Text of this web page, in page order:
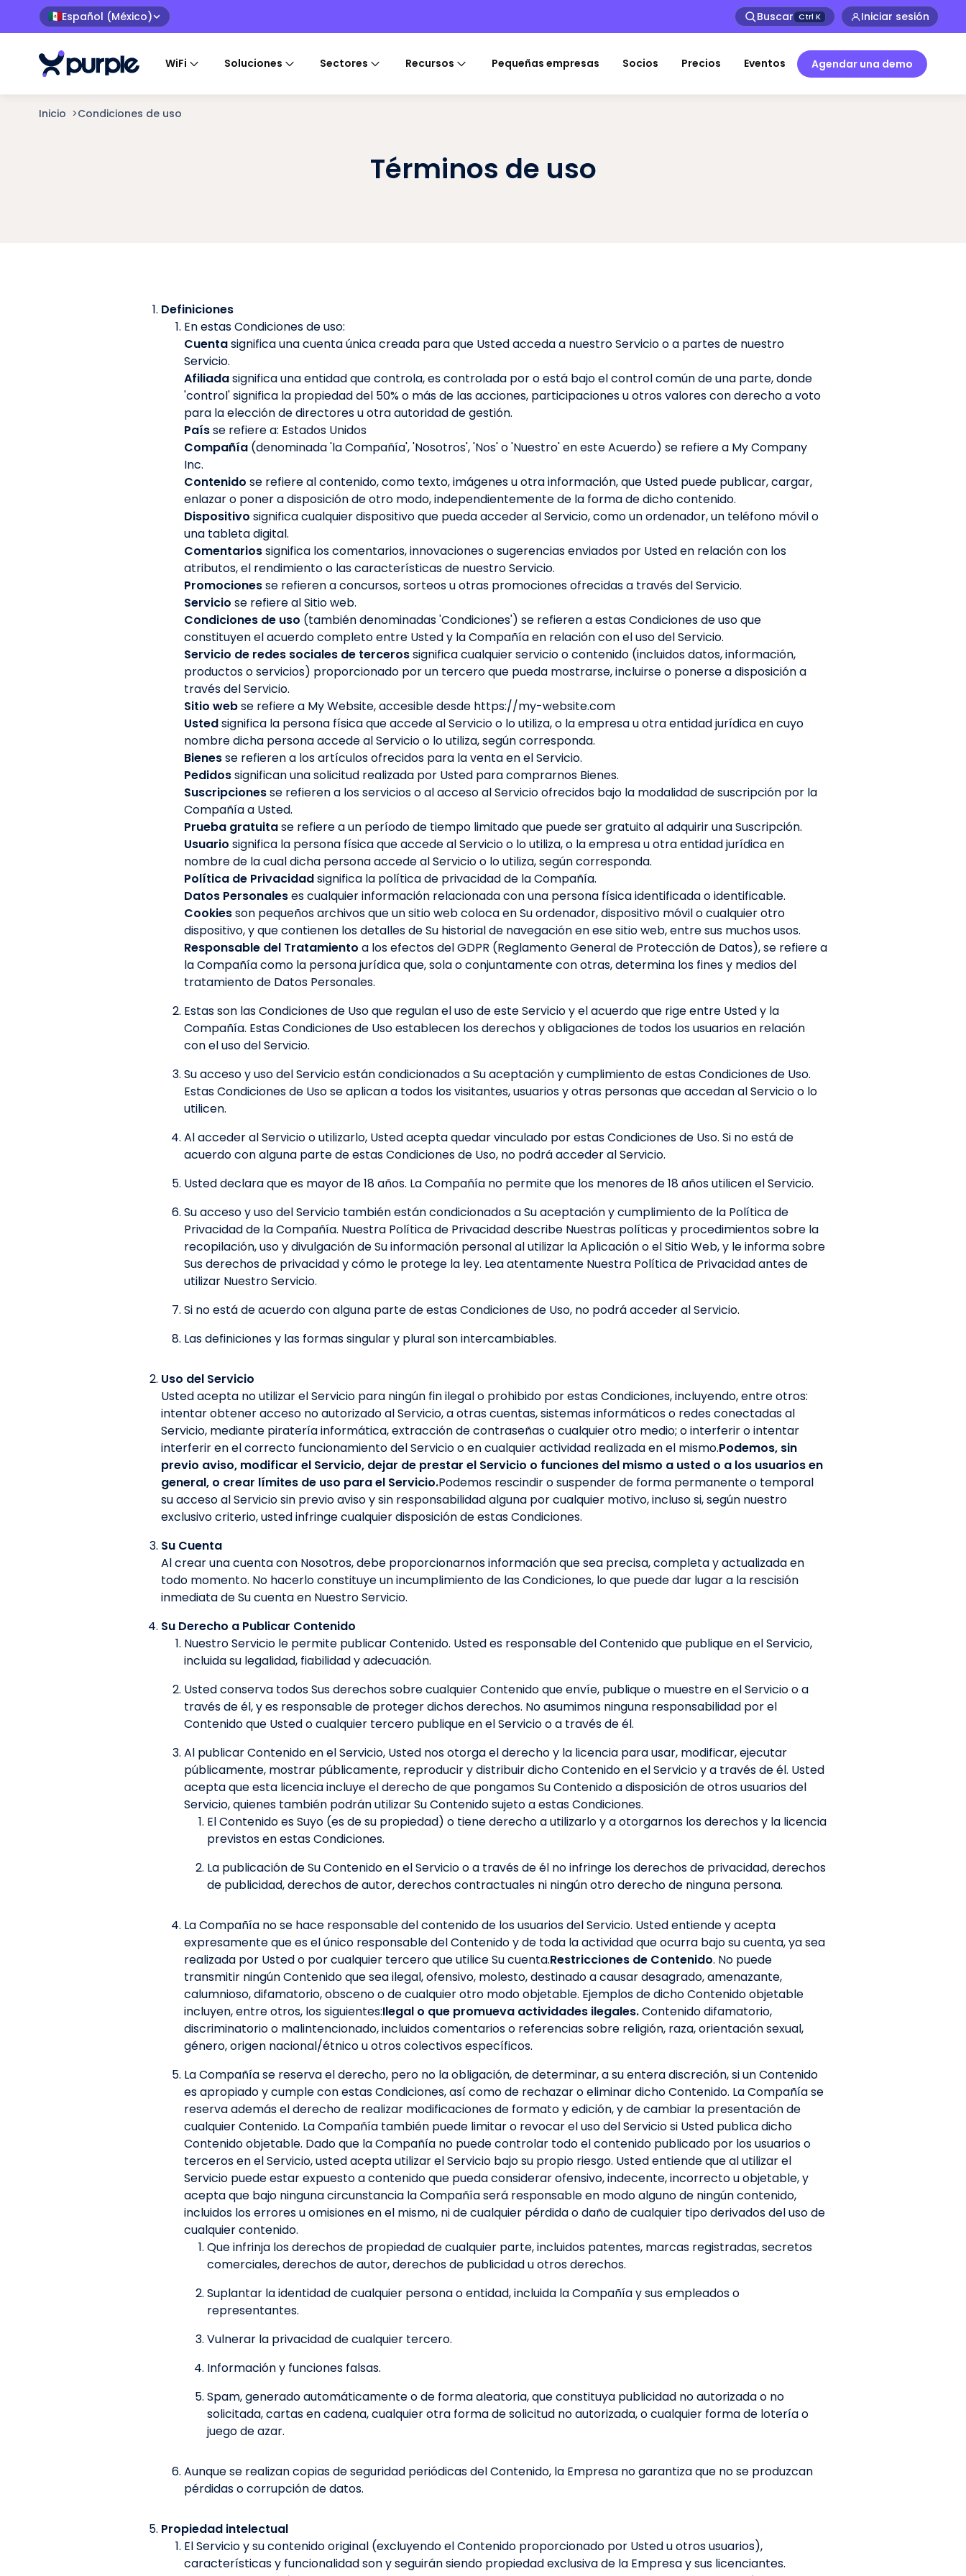
🇲🇽Español (México) Buscar Ctrl K Iniciar sesión
WiFi Soluciones Sectores Recursos Pequeñas empresas Socios Precios Eventos Agendar una demo
Inicio >Condiciones de uso
Términos de uso
Definiciones
En estas Condiciones de uso:
Cuentasignifica una cuenta única creada para que Usted acceda a nuestro Servicio o a partes de nuestro
Servicio.
Afiliadasignifica una entidad que controla, es controlada por o está bajo el control común de una parte, donde
'control' significa la propiedad del 50% o más de las acciones, participaciones u otros valores con derecho a voto
para la elección de directores u otra autoridad de gestión.
Paísse refiere a: Estados Unidos
Compañía (denominada 'la Compañía', 'Nosotros', 'Nos' o 'Nuestro' en este Acuerdo) se refiere a My Company
Inc.
Contenido se refiere al contenido, como texto, imágenes u otra información, que Usted puede publicar, cargar,
enlazar o poner a disposición de otro modo, independientemente de la forma de dicho contenido.
Dispositivo significa cualquier dispositivo que pueda acceder al Servicio, como un ordenador, un teléfono móvil o
una tableta digital.
Comentariossignifica los comentarios, innovaciones o sugerencias enviados por Usted en relación con los
atributos, el rendimiento o las características de nuestro Servicio.
Promocionesse refieren a concursos, sorteos u otras promociones ofrecidas a través del Servicio.
Servicio se refiere al Sitio web.
Condiciones de uso (también denominadas 'Condiciones') se refieren a estas Condiciones de uso que
constituyen el acuerdo completo entre Usted y la Compañía en relación con el uso del Servicio.
Servicio de redes sociales de tercerossignifica cualquier servicio o contenido (incluidos datos, información,
productos o servicios) proporcionado por un tercero que pueda mostrarse, incluirse o ponerse a disposición a
través del Servicio.
Sitio webse refiere a My Website, accesible desde https://my-website.com
Ustedsignifica la persona física que accede al Servicio o lo utiliza, o la empresa u otra entidad jurídica en cuyo
nombre dicha persona accede al Servicio o lo utiliza, según corresponda.
Bienesse refieren a los artículos ofrecidos para la venta en el Servicio.
Pedidossignifican una solicitud realizada por Usted para comprarnos Bienes.
Suscripcionesse refieren a los servicios o al acceso al Servicio ofrecidos bajo la modalidad de suscripción por la
Compañía a Usted.
Prueba gratuitase refiere a un período de tiempo limitado que puede ser gratuito al adquirir una Suscripción.
Usuario significa la persona física que accede al Servicio o lo utiliza, o la empresa u otra entidad jurídica en
nombre de la cual dicha persona accede al Servicio o lo utiliza, según corresponda.
Política de Privacidadsignifica la política de privacidad de la Compañía.
Datos Personaleses cualquier información relacionada con una persona física identificada o identificable.
Cookiesson pequeños archivos que un sitio web coloca en Su ordenador, dispositivo móvil o cualquier otro
dispositivo, y que contienen los detalles de Su historial de navegación en ese sitio web, entre sus muchos usos.
Responsable del Tratamiento a los efectos del GDPR (Reglamento General de Protección de Datos), se refiere a
la Compañía como la persona jurídica que, sola o conjuntamente con otras, determina los fines y medios del
tratamiento de Datos Personales.
Estas son las Condiciones de Uso que regulan el uso de este Servicio y el acuerdo que rige entre Usted y la
Compañía. Estas Condiciones de Uso establecen los derechos y obligaciones de todos los usuarios en relación
con el uso del Servicio.
Su acceso y uso del Servicio están condicionados a Su aceptación y cumplimiento de estas Condiciones de Uso.
Estas Condiciones de Uso se aplican a todos los visitantes, usuarios y otras personas que accedan al Servicio o lo
utilicen.
Al acceder al Servicio o utilizarlo, Usted acepta quedar vinculado por estas Condiciones de Uso. Si no está de
acuerdo con alguna parte de estas Condiciones de Uso, no podrá acceder al Servicio.
Usted declara que es mayor de 18 años. La Compañía no permite que los menores de 18 años utilicen el Servicio.
Su acceso y uso del Servicio también están condicionados a Su aceptación y cumplimiento de la Política de
Privacidad de la Compañía. Nuestra Política de Privacidad describe Nuestras políticas y procedimientos sobre la
recopilación, uso y divulgación de Su información personal al utilizar la Aplicación o el Sitio Web, y le informa sobre
Sus derechos de privacidad y cómo le protege la ley. Lea atentamente Nuestra Política de Privacidad antes de
utilizar Nuestro Servicio.
Si no está de acuerdo con alguna parte de estas Condiciones de Uso, no podrá acceder al Servicio.
Las definiciones y las formas singular y plural son intercambiables.
Uso del Servicio
Usted acepta no utilizar el Servicio para ningún fin ilegal o prohibido por estas Condiciones, incluyendo, entre otros:
intentar obtener acceso no autorizado al Servicio, a otras cuentas, sistemas informáticos o redes conectadas al
Servicio, mediante piratería informática, extracción de contraseñas o cualquier otro medio; o interferir o intentar
interferir en el correcto funcionamiento del Servicio o en cualquier actividad realizada en el mismo.Podemos, sin
previo aviso, modificar el Servicio, dejar de prestar el Servicio o funciones del mismo a usted o a los usuarios en
general, o crear límites de uso para el Servicio.Podemos rescindir o suspender de forma permanente o temporal
su acceso al Servicio sin previo aviso y sin responsabilidad alguna por cualquier motivo, incluso si, según nuestro
exclusivo criterio, usted infringe cualquier disposición de estas Condiciones.
Su Cuenta
Al crear una cuenta con Nosotros, debe proporcionarnos información que sea precisa, completa y actualizada en
todo momento. No hacerlo constituye un incumplimiento de las Condiciones, lo que puede dar lugar a la rescisión
inmediata de Su cuenta en Nuestro Servicio.
Su Derecho a Publicar Contenido
Nuestro Servicio le permite publicar Contenido. Usted es responsable del Contenido que publique en el Servicio,
incluida su legalidad, fiabilidad y adecuación.
Usted conserva todos Sus derechos sobre cualquier Contenido que envíe, publique o muestre en el Servicio o a
través de él, y es responsable de proteger dichos derechos. No asumimos ninguna responsabilidad por el
Contenido que Usted o cualquier tercero publique en el Servicio o a través de él.
Al publicar Contenido en el Servicio, Usted nos otorga el derecho y la licencia para usar, modificar, ejecutar
públicamente, mostrar públicamente, reproducir y distribuir dicho Contenido en el Servicio y a través de él. Usted
acepta que esta licencia incluye el derecho de que pongamos Su Contenido a disposición de otros usuarios del
Servicio, quienes también podrán utilizar Su Contenido sujeto a estas Condiciones.
El Contenido es Suyo (es de su propiedad) o tiene derecho a utilizarlo y a otorgarnos los derechos y la licencia
previstos en estas Condiciones.
La publicación de Su Contenido en el Servicio o a través de él no infringe los derechos de privacidad, derechos
de publicidad, derechos de autor, derechos contractuales ni ningún otro derecho de ninguna persona.
La Compañía no se hace responsable del contenido de los usuarios del Servicio. Usted entiende y acepta
expresamente que es el único responsable del Contenido y de toda la actividad que ocurra bajo su cuenta, ya sea
realizada por Usted o por cualquier tercero que utilice Su cuenta.Restricciones de Contenido. No puede
transmitir ningún Contenido que sea ilegal, ofensivo, molesto, destinado a causar desagrado, amenazante,
calumnioso, difamatorio, obsceno o de cualquier otro modo objetable. Ejemplos de dicho Contenido objetable
incluyen, entre otros, los siguientes:Ilegal o que promueva actividades ilegales.Contenido difamatorio,
discriminatorio o malintencionado, incluidos comentarios o referencias sobre religión, raza, orientación sexual,
género, origen nacional/étnico u otros colectivos específicos.
La Compañía se reserva el derecho, pero no la obligación, de determinar, a su entera discreción, si un Contenido
es apropiado y cumple con estas Condiciones, así como de rechazar o eliminar dicho Contenido. La Compañía se
reserva además el derecho de realizar modificaciones de formato y edición, y de cambiar la presentación de
cualquier Contenido. La Compañía también puede limitar o revocar el uso del Servicio si Usted publica dicho
Contenido objetable. Dado que la Compañía no puede controlar todo el contenido publicado por los usuarios o
terceros en el Servicio, usted acepta utilizar el Servicio bajo su propio riesgo. Usted entiende que al utilizar el
Servicio puede estar expuesto a contenido que pueda considerar ofensivo, indecente, incorrecto u objetable, y
acepta que bajo ninguna circunstancia la Compañía será responsable en modo alguno de ningún contenido,
incluidos los errores u omisiones en el mismo, ni de cualquier pérdida o daño de cualquier tipo derivados del uso de
cualquier contenido.
Que infrinja los derechos de propiedad de cualquier parte, incluidos patentes, marcas registradas, secretos
comerciales, derechos de autor, derechos de publicidad u otros derechos.
Suplantar la identidad de cualquier persona o entidad, incluida la Compañía y sus empleados o
representantes.
Vulnerar la privacidad de cualquier tercero.
Información y funciones falsas.
Spam, generado automáticamente o de forma aleatoria, que constituya publicidad no autorizada o no
solicitada, cartas en cadena, cualquier otra forma de solicitud no autorizada, o cualquier forma de lotería o
juego de azar.
Aunque se realizan copias de seguridad periódicas del Contenido, la Empresa no garantiza que no se produzcan
pérdidas o corrupción de datos.
Propiedad intelectual
El Servicio y su contenido original (excluyendo el Contenido proporcionado por Usted u otros usuarios),
características y funcionalidad son y seguirán siendo propiedad exclusiva de la Empresa y sus licenciantes.